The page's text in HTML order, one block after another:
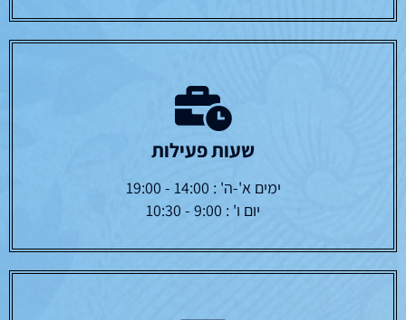
שעות פעילות
ימים א'-ה' : 14:00 - 19:00
יום ו' : 9:00 - 10:30